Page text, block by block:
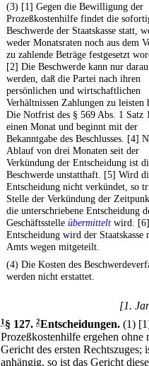
(3) [1] Gegen die Bewilligung der
Prozeßkostenhilfe findet die
Beschwerde der Staatskasse statt,
weder Monatsraten noch aus dem
zu zahlende Beträge festgesetzt
[2] Die Beschwerde kann nur
werden, daß die Partei nach ihren
persönlichen und wirtschaftlichen
Verhältnissen Zahlungen zu leisten
Die Notfrist des § 569 Abs. 1 Satz
einen Monat und beginnt mit der
Bekanntgabe des Beschlusses. [4]
Ablauf von drei Monaten seit der
Verkündung der Entscheidung ist
Beschwerde unstatthaft. [5] Wird
Entscheidung nicht verkündet, so
Stelle der Verkündung der
die unterschriebene Entscheidung
Geschäftsstelle übermittelt wird.
Entscheidung wird der Staatskasse
Amts wegen mitgeteilt.
(4) Die Kosten des
werden nicht erstattet.
[1.
1§ 127. 2Entscheidungen. (1)
Prozeßkostenhilfe ergehen ohne
Gericht des ersten Rechtszuges;
anhängig, so ist das Gericht